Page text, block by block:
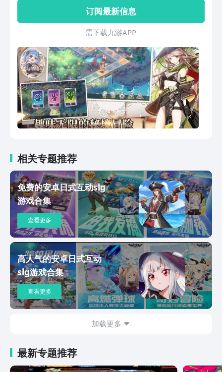
订阅最新信息
需 下 载 九 游 A P P
相关专题推荐
免费的安卓日式互动slg
游戏合集
查看更多
高人气的安卓日式互动
slg游戏合集
查看更多
加载更多
最新专题推荐